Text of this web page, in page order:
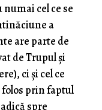
numai cel ce se
a
are parte de
de Trupul şi
ci şi cel ce
folos prin faptul
spre